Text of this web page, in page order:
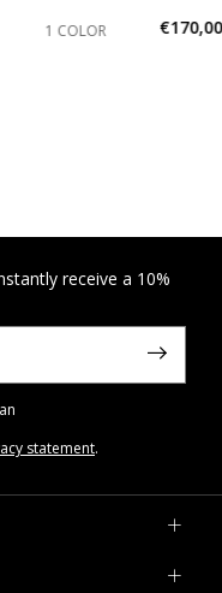
1 COLOR
€170,00
receive a 10%
statement.